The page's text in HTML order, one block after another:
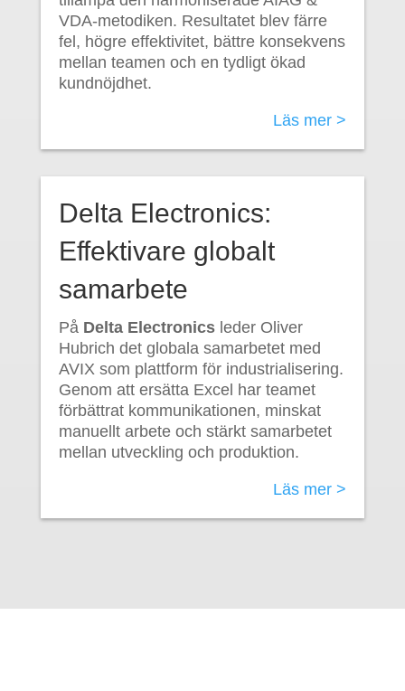
VDA-metodiken. Resultatet blev färre
fel, högre effektivitet, bättre konsekvens
mellan teamen och en tydligt ökad
kundnöjdhet.
Läs mer >
Delta Electronics:
Effektivare globalt
samarbete
På Delta Electronicsleder Oliver
Hubrich det globala samarbetet med
AVIX som plattform för industrialisering.
Genom att ersätta Excel har teamet
förbättrat kommunikationen, minskat
manuellt arbete och stärkt samarbetet
mellan utveckling och produktion.
Läs mer >